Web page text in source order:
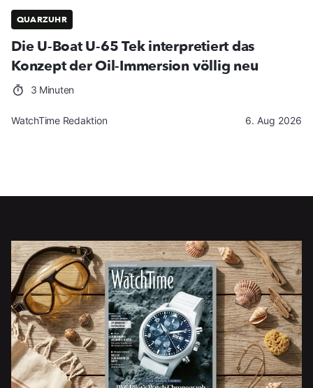
QUARZUHR
Die U-Boat U-65 Tek interpretiert das
Konzept der Oil-Immersion völlig neu
3 Minuten
WatchTime Redaktion 6. Aug 2026